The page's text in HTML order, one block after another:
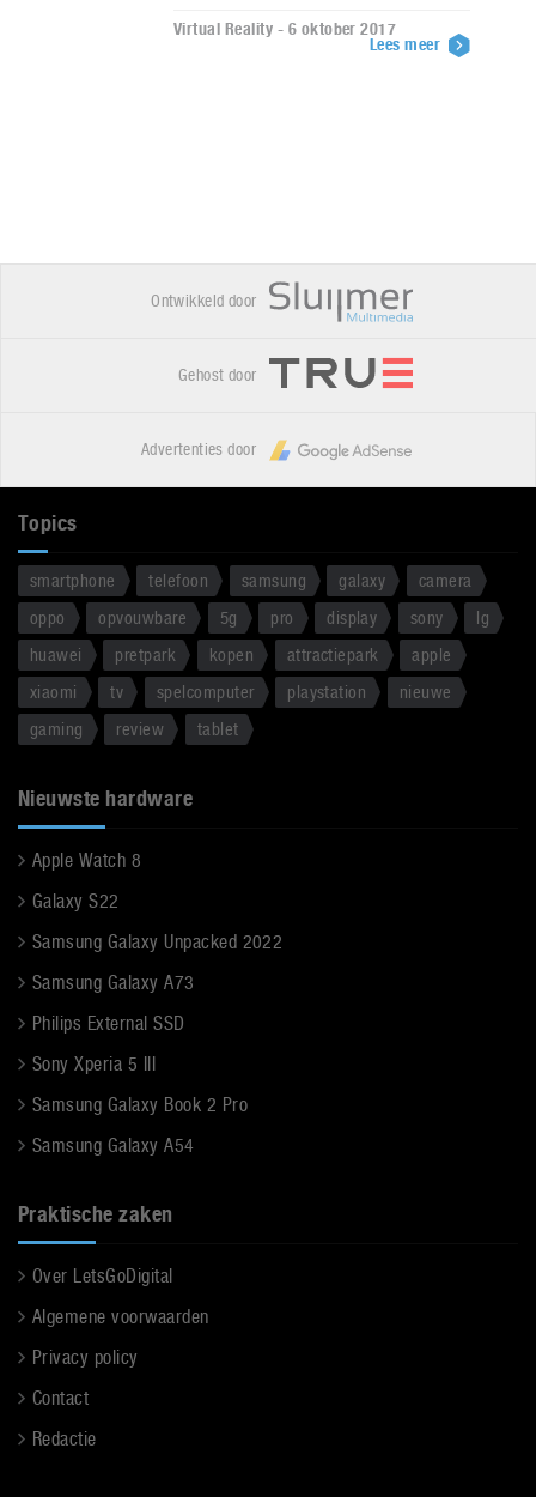
Virtual Reality - 6 oktober 2017
Lees meer
Ontwikkeld door
Gehost door
Advertenties door
Topics
smartphone telefoon samsung galaxy
camera
oppo
opvouwbare 5g pro display sony
lg
huawei
pretpark kopen attractiepark
apple
xiaomi
tv spelcomputer playstation
nieuwe
gaming
review tablet
Nieuwste hardware
Apple Watch 8
Galaxy S22
Samsung Galaxy Unpacked 2022
Samsung Galaxy A73
Philips External SSD
Sony Xperia 5 III
Samsung Galaxy Book 2 Pro
Samsung Galaxy A54
Praktische zaken
Over LetsGoDigital
Algemene voorwaarden
Privacy policy
Contact
Redactie